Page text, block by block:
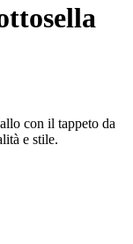
con il tappeto da
e stile.